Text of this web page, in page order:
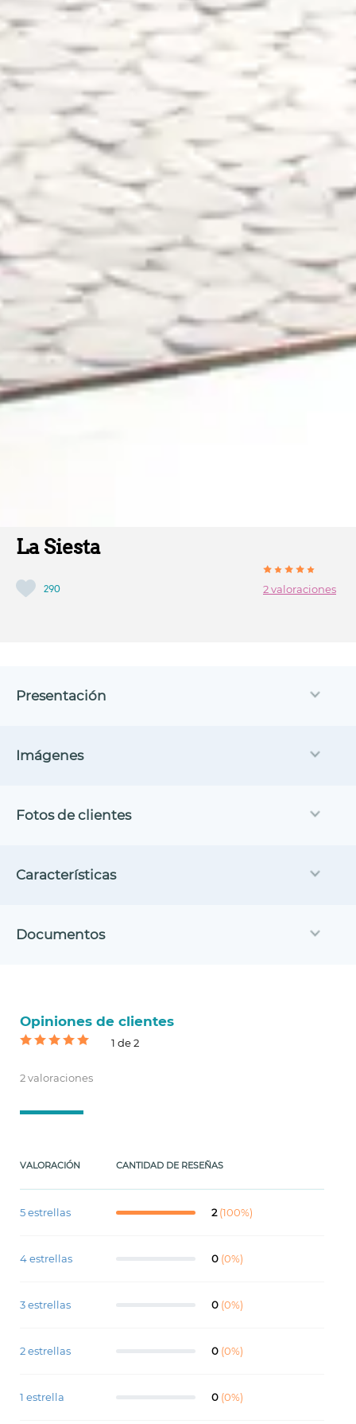
La Siesta
290 2 valoraciones
Presentación
Imágenes
Fotos de clientes
Características
Documentos
Opiniones de clientes
1 de 2
2 valoraciones
VALORACIÓN CANTIDAD DE RESEÑAS
5 estrellas 2 (100%)
4 estrellas 0 (0%)
3 estrellas 0 (0%)
2 estrellas 0 (0%)
1 estrella 0 (0%)